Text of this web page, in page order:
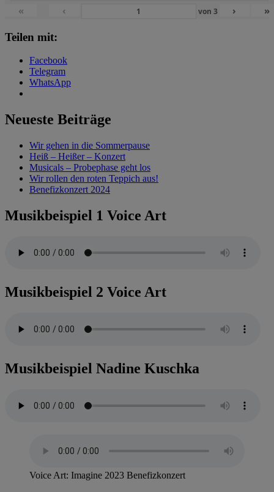
«
‹ von 3 › »
Teilen mit:
Facebook
Telegram
WhatsApp
Neueste Beiträge
Wir gehen in die Sommerpause
Heiß – Heißer – Konzert
Musicals – Probephase geht los
Wir rollen den roten Teppich aus!
Benefizkonzert 2024
Musikbeispiel 1 Voice Art
Musikbeispiel 2 Voice Art
Musikbeispiel Nadine Kuschka
Voice Art: Imagine 2023 Benefizkonzert